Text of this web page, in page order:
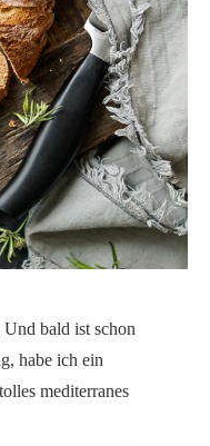
bald ist schon
habe ich ein
mediterranes